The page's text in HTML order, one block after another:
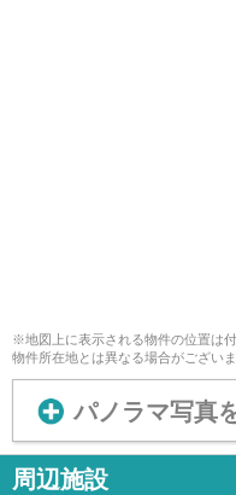
※地図上に表示される物件の位置は
物件所在地とは異なる場合がございま
パノラマ写真
周辺施設